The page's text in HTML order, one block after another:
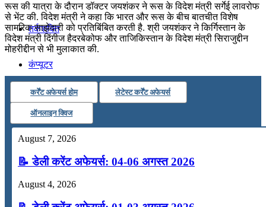
तर्कशक्ति
कंप्यूटर
अंग्रेजी
मॉक टेस्ट
रूस की यात्रा के दौरान डॉक्‍टर जयशंकर ने रूस के विदेश मंत्री सर्गेई लावरोफ
से भेंट की. विदेश मंत्री ने कहा कि‍ भारत और रूस के बीच बातचीत विशेष
सामरिक साझेदारी को प्रतिबिंबित करती है. श्री जयशंकर ने किर्गिस्‍तान के
विदेश मंत्री दिंगीज हैदरबेकोफ और ताजिकिस्‍तान के विदेश मंत्री सिराजुद्दीन
मोहरीद्दीन से भी मुलाकात की.
कर्रेंट अफेयर्स होम लेटेस्ट कर्रेंट अफेयर्स
ऑनलाइन क्विज
August 7, 2026
📝 डेली करेंट अफेयर्स: 04-06 अगस्त 2026
August 4, 2026